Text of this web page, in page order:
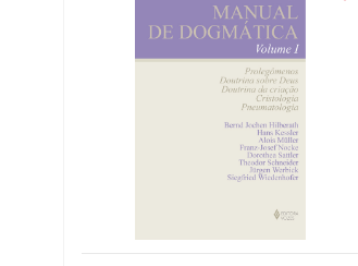
de estratégias inadequadas no estresse
de vida autêntico, 116 V – A outra face do
altruísmo, 121 1.1 O altruísmo colaborativo, 122
normativo, 125 2 Quando o altruísmo se torna
dilema do altruísmo pastoral, 129 3 O caso de
Os tipos de altruísmo, 134 3.2 O altruísmo
olhar sobre mim mesmo e sobre minha
burnout no âmbito pastoral, 143 1 Da
preventivos relevantes para a formação
existencial”, 152 2.1 A busca de sentido e a